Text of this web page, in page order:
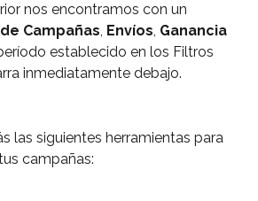
nos encontramos con un
Campañas, Envíos, Ganancia
establecido en los Filtros
inmediatamente debajo.
las siguientes herramientas para
campañas: